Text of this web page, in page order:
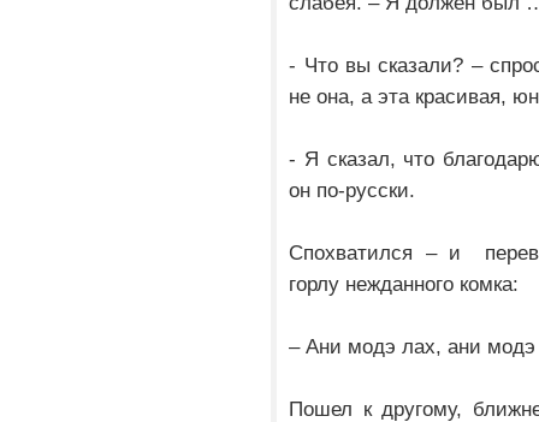
- Что вы сказали? –
не она, а эта красивая,
- Я сказал, что
он по-русски.
Спохватился – и
горлу нежданного комка:
– Ани модэ лах, ани
Пошел к другому,